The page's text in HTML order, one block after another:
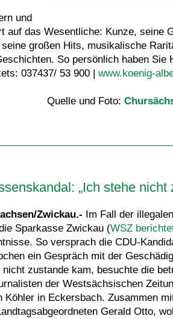
und
auf das Wesentliche: Kunze, seine
großen Hits, musikalische
So persönlich haben Sie
037437/ 53 900 | www.koenig-
Quelle und Foto:
„Ich stehe nicht
Zwickau.- Im Fall der
Sparkasse Zwickau (WSZ
So versprach die CDU-
ein Gespräch mit der
nicht zustande kam, besuchte die
der Westsächsischen
Köhler in Eckersbach. Zusammen
Gerald Otto,